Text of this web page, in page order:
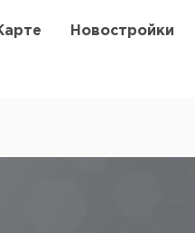
Новостройки